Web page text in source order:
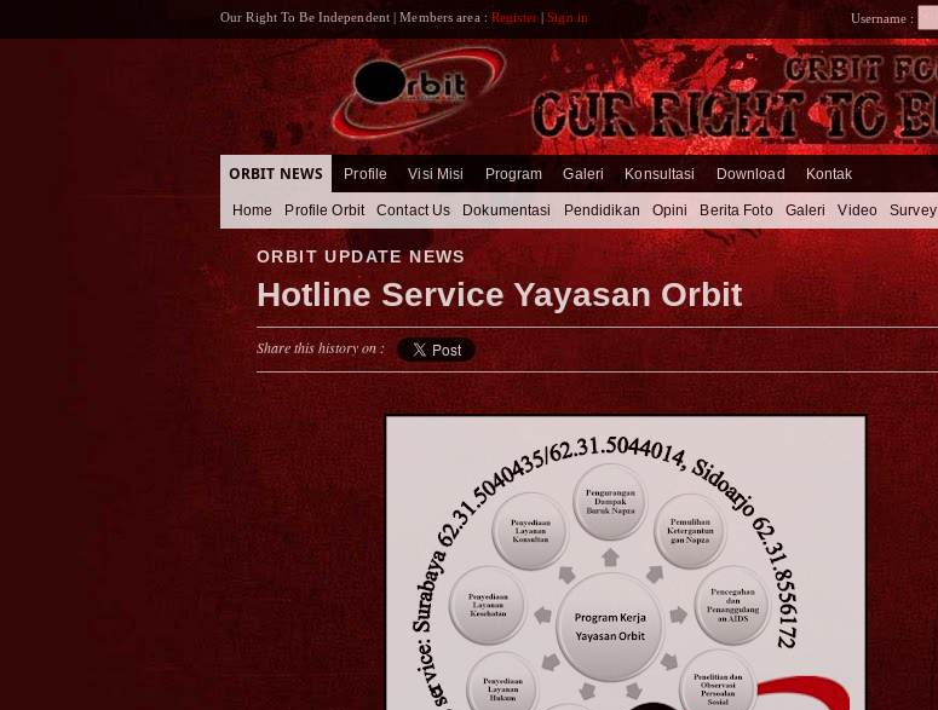
Our Right To Be Independent | Members area : Register|Sign in Username :
ORBIT NEWS Profile Visi Misi Program Galeri Konsultasi Download Kontak
Home Profile Orbit Contact Us Dokumentasi Pendidikan Opini Berita Foto Galeri Video Survey
ORBIT UPDATE NEWS
Hotline Service Yayasan Orbit
Share this history on :